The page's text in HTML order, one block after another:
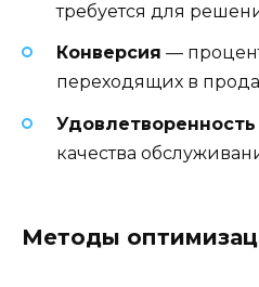
требуется для
Конверсия —
переходящих в
качества
Методы